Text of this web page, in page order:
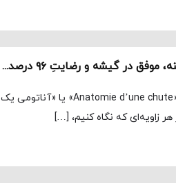
«آناتومی یک سقوط»؛ فیلمی کم‌هزینه، موفق در گیشه و رضایتِ ۹۶ درصدی منتقدان
مجله نماوا، یزدان سلحشور یک. به فیلم «Anatomie d’une chute» یا «آناتومی یک
زاویه‌ای که نگاه کنیم، […]